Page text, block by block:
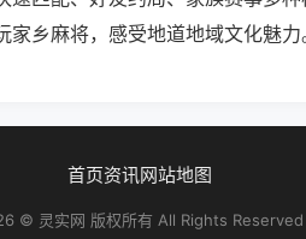
乡麻将，感受地道地域文化魅力
首页资讯网站地图
© 灵实网 版权所有 All Rights Reserved